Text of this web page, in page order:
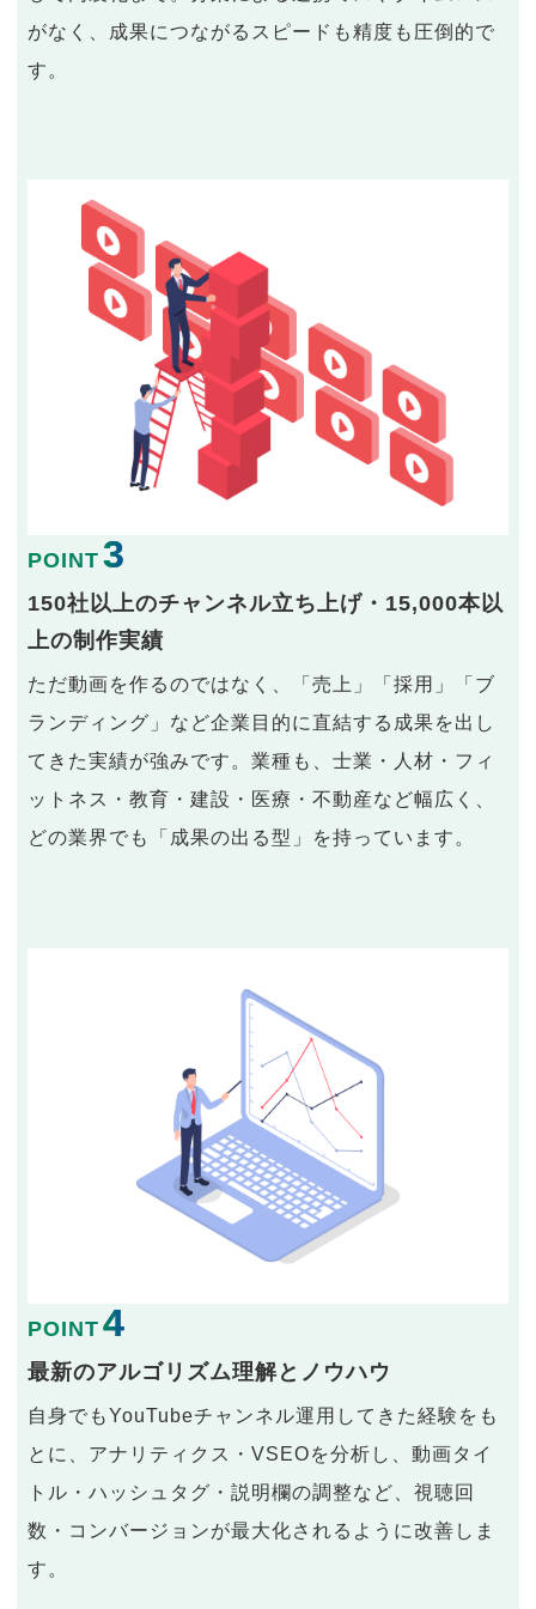
がなく、成果につながるスピードも精度も圧倒的で
す。
POINT 3
150社以上のチャンネル立ち上げ・15,000本以
上の制作実績
ただ動画を作るのではなく、「売上」「採用」「ブ
ランディング」など企業目的に直結する成果を出し
てきた実績が強みです。業種も、士業・人材・フィ
ットネス・教育・建設・医療・不動産など幅広く、
どの業界でも「成果の出る型」を持っています。
POINT 4
最新のアルゴリズム理解とノウハウ
自身でもYouTubeチャンネル運用してきた経験をも
とに、アナリティクス・VSEOを分析し、動画タイ
トル・ハッシュタグ・説明欄の調整など、視聴回
数・コンバージョンが最大化されるように改善しま
す。